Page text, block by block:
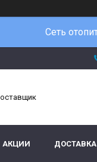
Сеть
АКЦИИ